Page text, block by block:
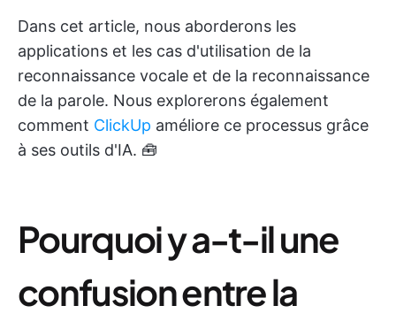
Dans cet article, nous aborderons les
applications et les cas d'utilisation de la
reconnaissance vocale et de la reconnaissance
de la parole. Nous explorerons également
comment ClickUp améliore ce processus grâce
à ses outils d'IA. 🧰
Pourquoi y a-t-il une
confusion entre la